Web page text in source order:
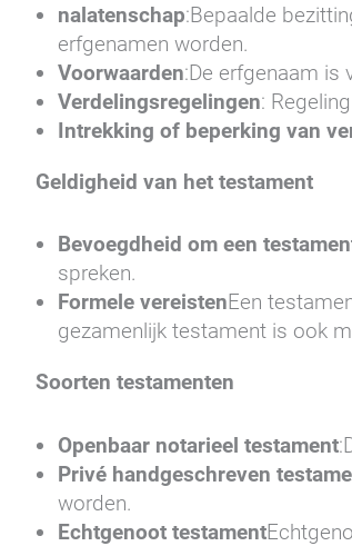
nalatenschap:Bepaalde
erfgenamen worden.
Voorwaarden:De erfgenaam is
Verdelingsregelingen:
Intrekking of beperking van
Geldigheid van het testament
Bevoegdheid om een
spreken.
Formele vereistenEen
gezamenlijk testament is ook
Soorten testamenten
Openbaar notarieel testament
Privé handgeschreven
worden.
Echtgenoot testament